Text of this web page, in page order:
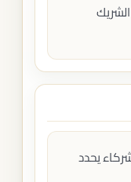
يحدد